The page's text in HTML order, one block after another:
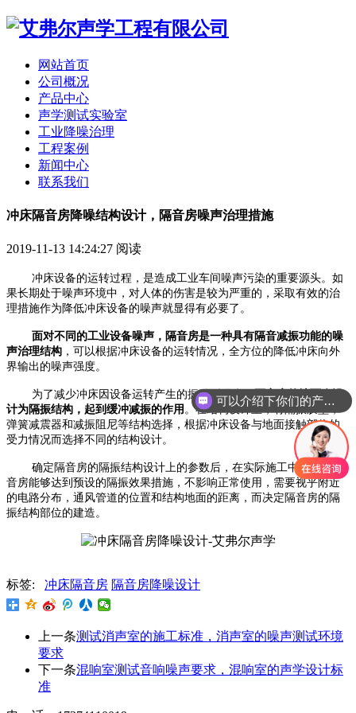
网站首页
公司概况
产品中心
声学测试实验室
工业降噪治理
工程案例
新闻中心
联系我们
冲床隔音房降噪结构设计，隔音房噪声治理措施
2019-11-13 14:24:27 阅读
冲床设备的运转过程，是造成工业车间噪声污染的重要源头。如
果长期处于噪声环境中，对人体的伤害是较为严重的，采取有效的治
理措施作为降低冲床设备的噪声就显得有必要了。
面对不同的工业设备噪声，隔音房是一种具有隔音减振功能的噪
声治理结构 ，可以根据冲床设备的运转情况，全方位的降低冲床向外
界输出的噪声强度。
为了减少冲床因设备运转产生的振动型噪声，隔音房的地面会设
计为隔振结构，起到缓冲减振的作用 。在结构设计上，有隔振胶垫，
弹簧减震器和减振阻尼等结构选择，根据冲床设备与地面接触部位的
受力情况而选择不同的结构设计。
确定隔音房的隔振结构设计上的参数后，在实际施工中，需要隔
音房能够达到预设的隔振效果措施，不影响正常使用，需要视乎附近
的电路分布，通风管道的位置和结构地面的距离，而决定隔音房的隔
振结构部位的建造。
标签: 冲床隔音房 隔音房降噪设计
上一条测试消声室的施工标准，消声室的噪声测试环境
要求
下一条混响室测试音响噪声要求，混响室的声学设计标
准
可以介绍下你们的产品么